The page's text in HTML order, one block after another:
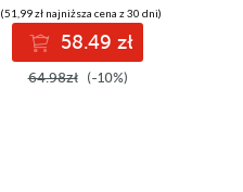
(51,99 zł najniższa cena z 30 dni)
58.49 zł
64.98zł (-10%)